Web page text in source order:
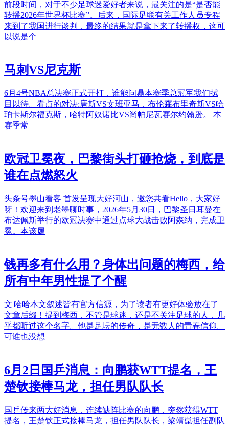
前段时间，对于不少足球迷爱好者来说，最关注的是“是否能
转播2026年世界杯比赛”。后来，国际足联有关工作人员专程
来到了我国进行谈判，最终的结果就是拿下来了转播权，这可
以说是个
马刺VS尼克斯
6月4号NBA总决赛正式开打，谁能问鼎本赛季总冠军我们拭
目以待。看点的对决:唐斯VS文班亚马，布伦森布里奇斯VS哈
珀卡斯尔福克斯，哈特阿奴诺比VS尚帕尼瓦赛尔约翰逊。 本
赛季常
欧冠卫冕夜，巴黎街头打砸抢烧，到底是
谁在点燃怒火
头条号墨山看客 首发呈现大好河山，邀您共看Hello，大家好
呀！欢迎来到老墨聊时事，2026年5月30日，巴黎圣日耳曼在
布达佩斯举行的欧冠决赛中通过点球大战击败阿森纳，完成卫
冕。本该属
钱再多有什么用？身体出问题的梅西，给
所有中年男性提了个醒
文|哈哈本文叙述皆有官方信源，为了读者有更好体验放在了
文章后缀！提到梅西，不管是球迷，还是不关注足球的人，几
乎都听过这个名字。他是足坛的传奇，是无数人的青春信仰。
可谁也没想
6月2日国乒消息：向鹏获WTT提名，王
楚钦接棒马龙，担任男队队长
国乒传来两大好消息，连续缺阵比赛的向鹏，突然获得WTT
提名，王楚钦正式接棒马龙，担任男队队长，梁靖崑担任副队